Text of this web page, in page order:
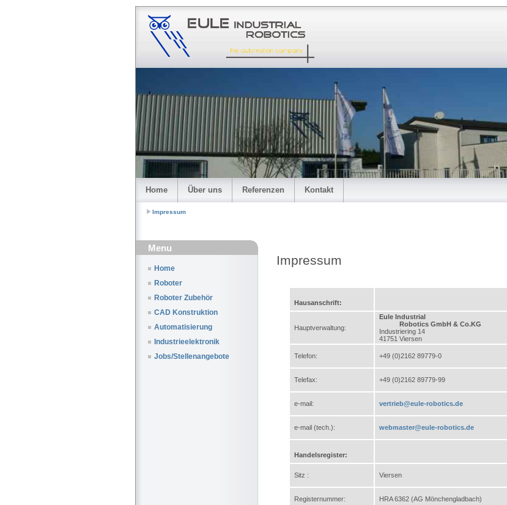
Home Über uns Referenzen Kontakt
Impressum
Menu
Home
Roboter
Roboter Zubehör
CAD Konstruktion
Automatisierung
Industrieelektronik
Jobs/Stellenangebote
Impressum
Hausanschrift:
Hauptverwaltung:
Eule Industrial
Robotics GmbH & Co.KG
Industriering 14
41751 Viersen
Telefon: +49 (0)2162 89779-0
Telefax: +49 (0)2162 89779-99
e-mail: vertrieb@eule-robotics.de
e-mail (tech.): webmaster@eule-robotics.de
Handelsregister:
Sitz : Viersen
Registernummer: HRA 6362 (AG Mönchengladbach)